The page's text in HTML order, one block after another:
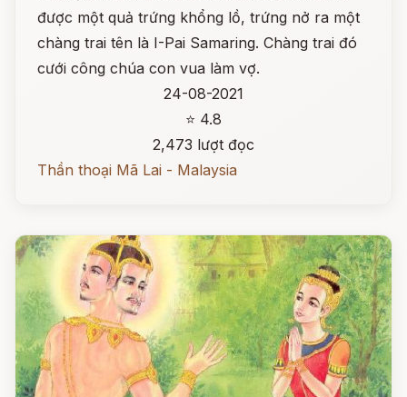
được một quả trứng khổng lồ, trứng nở ra một
chàng trai tên là I-Pai Samaring. Chàng trai đó
cưới công chúa con vua làm vợ.
24-08-2021
⭐ 4.8
2,473 lượt đọc
Thần thoại Mã Lai - Malaysia